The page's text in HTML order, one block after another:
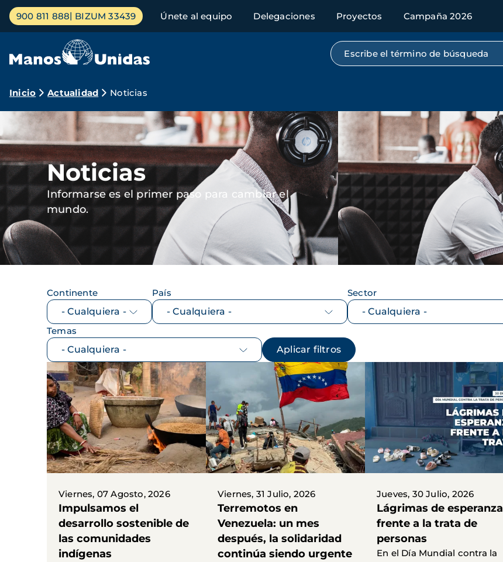
Pasar
contenido
Menú
principal
900 811 888 BIZUM 33439 Únete al equipo Delegaciones Proyectos Campaña 2026
Búsqueda por texto completo
Ruta
de
navegación
Inicio Actualidad Noticias
Imagen Imagen
Noticias
Informarse es el primer paso para cambiar el
mundo.
Continente País Sector
Temas
Viernes, 07 Agosto, 2026
Impulsamos el
desarrollo sostenible de
las comunidades
indígenas
Viernes, 31 Julio, 2026
Terremotos en
Venezuela: un mes
después, la solidaridad
continúa siendo urgente
Jueves, 30 Julio, 2026
Lágrimas de esperanza
frente a la trata de
personas
En el Día Mundial contra la